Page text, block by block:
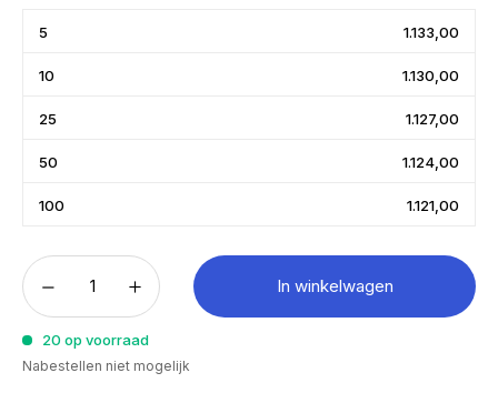
5 1.133,00
10 1.130,00
25 1.127,00
50 1.124,00
100 1.121,00
In winkelwagen
20 op voorraad
Nabestellen niet mogelijk